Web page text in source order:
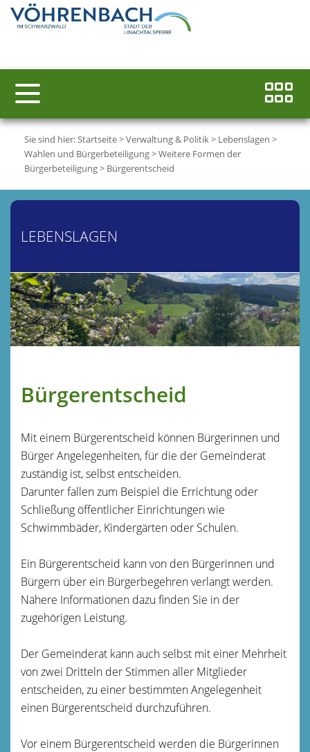
Sie sind hier:Startseite>Verwaltung & Politik> Lebenslagen >
Wahlen und Bürgerbeteiligung>Weitere Formen der
Bürgerbeteiligung> Bürgerentscheid
LEBENSLAGEN
Bürgerentscheid
Mit einem Bürgerentscheid können Bürgerinnen und
Bürger Angelegenheiten, für die der Gemeinderat
zuständig ist, selbst entscheiden.
Darunter fallen zum Beispiel die Errichtung oder
Schließung öffentlicher Einrichtungen wie
Schwimmbäder, Kindergärten oder Schulen.
Ein Bürgerentscheid kann von den Bürgerinnen und
Bürgern über ein Bürgerbegehren verlangt werden.
Nähere Informationen dazu finden Sie in der
zugehörigen Leistung.
Der Gemeinderat kann auch selbst mit einer Mehrheit
von zwei Dritteln der Stimmen aller Mitglieder
entscheiden, zu einer bestimmten Angelegenheit
einen Bürgerentscheid durchzuführen.
Vor einem Bürgerentscheid werden die Bürgerinnen